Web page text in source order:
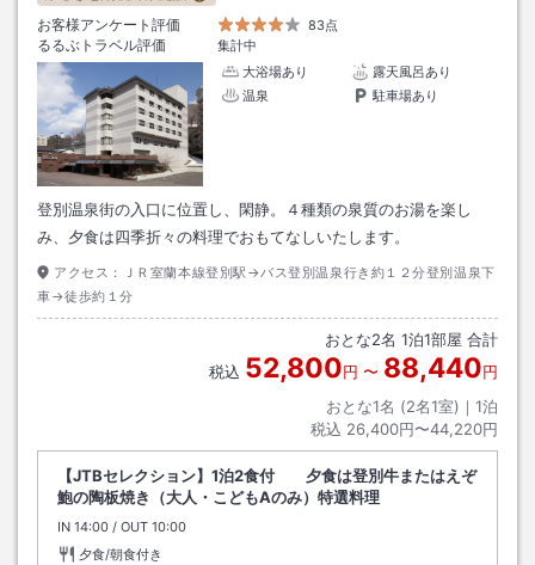
お客様アンケート評価
83点
るるぶトラベル評価
集計中
大浴場あり
露天風呂あり
温泉
駐車場あり
登別温泉街の入口に位置し、閑静。４種類の泉質のお湯を楽し
み、夕食は四季折々の料理でおもてなしいたします。
アクセス：
ＪＲ室蘭本線登別駅→バス登別温泉行き約１２分登別温泉下
車→徒歩約１分
おとな2名 1泊1部屋 合計
税込 52,800円 〜 88,440円
おとな1名 (2名1室)｜ 1泊
税込 26,400円〜44,220円
【JTBセレクション】1泊2食付 夕食は登別牛またはえぞ
鮑の陶板焼き（大人・こどもAのみ）特選料理
IN チェックイン
14:00 / OUT チェックアウト
10:00
夕食/朝食付き